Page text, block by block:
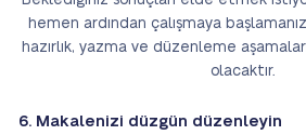
hemen ardından çalışmaya
hazırlık, yazma ve düzenleme
olacaktır.
6. Makalenizi düzgün düzenleyin